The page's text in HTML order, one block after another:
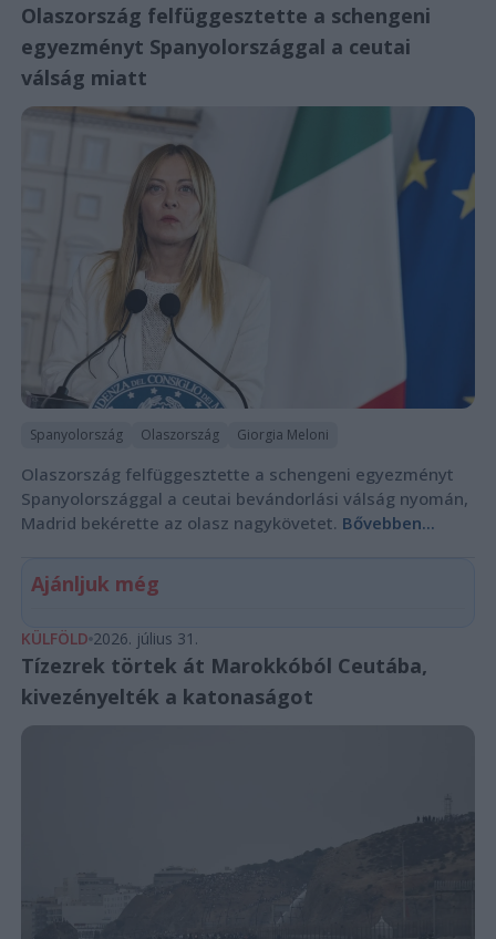
Olaszország felfüggesztette a schengeni
egyezményt Spanyolországgal a ceutai
válság miatt
Spanyolország Olaszország Giorgia Meloni
Olaszország felfüggesztette a schengeni egyezményt
Spanyolországgal a ceutai bevándorlási válság nyomán,
Madrid bekérette az olasz nagykövetet. Bővebben...
Ajánljuk még
KÜLFÖLD 2026. július 31.
Tízezrek törtek át Marokkóból Ceutába,
kivezényelték a katonaságot